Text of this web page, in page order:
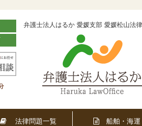
弁護士法人はるか 愛媛支部 愛媛松山法
法律問題一覧 船舶・海運